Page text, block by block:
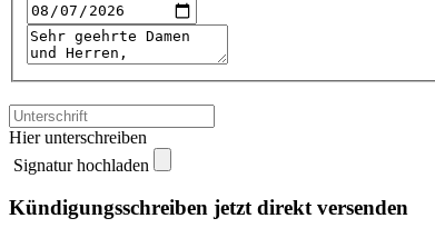
Hier unterschreiben
Signatur hochladen
Kündigungsschreiben jetzt direkt versenden